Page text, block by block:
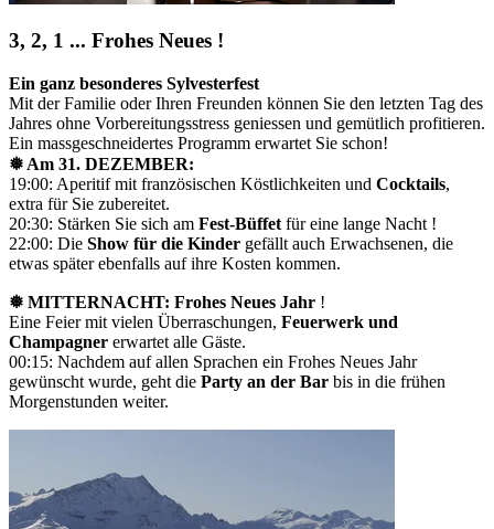
3, 2, 1 ... Frohes Neues !
Ein ganz besonderes Sylvesterfest
Mit der Familie oder Ihren Freunden können Sie den letzten Tag des
Jahres ohne Vorbereitungsstress geniessen und gemütlich profitieren.
Ein massgeschneidertes Programm erwartet Sie schon!
❅ Am 31. DEZEMBER:
19:00: Aperitif mit französischen Köstlichkeiten und Cocktails,
extra für Sie zubereitet.
20:30: Stärken Sie sich am Fest-Büffet für eine lange Nacht !
22:00: Die Show für die Kinder gefällt auch Erwachsenen, die
etwas später ebenfalls auf ihre Kosten kommen.
❅ MITTERNACHT: Frohes Neues Jahr !
Eine Feier mit vielen Überraschungen, Feuerwerk und
Champagner erwartet alle Gäste.
00:15: Nachdem auf allen Sprachen ein Frohes Neues Jahr
gewünscht wurde, geht die Party an der Bar bis in die frühen
Morgenstunden weiter.